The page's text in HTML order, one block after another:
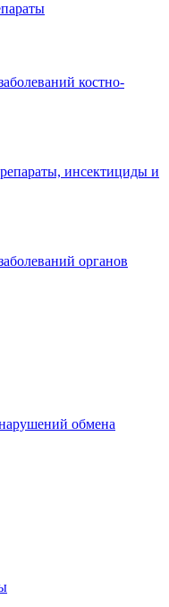
костно-
инсектициды и
органов
обмена